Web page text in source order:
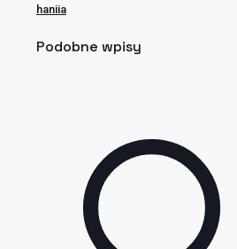
haniia
Podobne wpisy